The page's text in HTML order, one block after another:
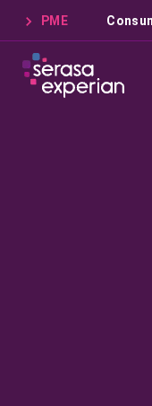
PME